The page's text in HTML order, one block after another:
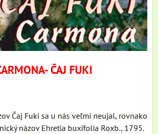
ČAJ FUKI
Čaj Fuki sa u nás veľmi neujal, rovnako
názov Ehretia buxifolia Roxb., 1795.